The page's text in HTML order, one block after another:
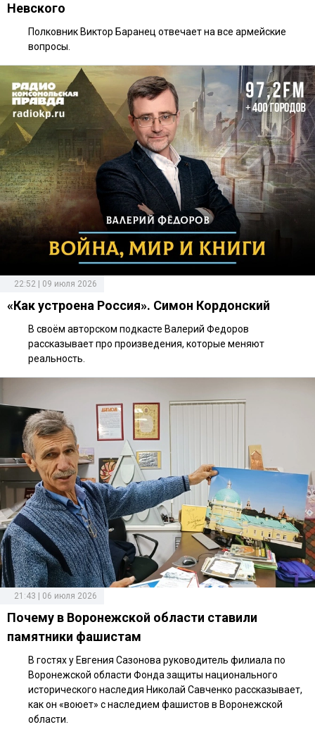
Невского
Полковник Виктор Баранец отвечает на все армейские
вопросы.
22:52 | 09 июля 2026
«Как устроена Россия». Симон Кордонский
В своём авторском подкасте Валерий Федоров
рассказывает про произведения, которые меняют
реальность.
21:43 | 06 июля 2026
Почему в Воронежской области ставили
памятники фашистам
В гостях у Евгения Сазонова руководитель филиала по
Воронежской области Фонда защиты национального
исторического наследия Николай Савченко рассказывает,
как он «воюет» с наследием фашистов в Воронежской
области.